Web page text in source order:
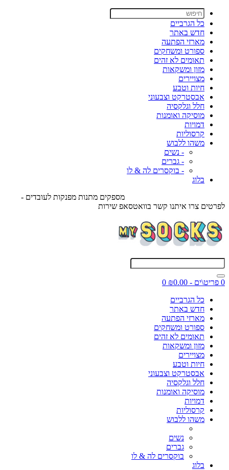
כל הגרביים
חדש באתר
מארזי הפתעה
ספורט ומשחקים
תאומים לא זהים
מזון ומשקאות
מצויירים
חיות וטבע
אבסטרקט וצבעוני
חלל וגלקסיה
מוסיקה ואומנות
דמויות
קרסוליות
משהו ללבוש
- נשים
- גברים
- בוקסרים לה & לו
בלוג
משלוח חינם לנק' איסוף בקניה מעל 89 ש"ח - אספקה עד 5 ימי עסקים
0 פריט\ים - ₪0.00
0
כל הגרביים
חדש באתר
מארזי הפתעה
ספורט ומשחקים
תאומים לא זהים
מזון ומשקאות
מצויירים
חיות וטבע
אבסטרקט וצבעוני
חלל וגלקסיה
מוסיקה ואומנות
דמויות
קרסוליות
משהו ללבוש
נשים
גברים
בוקסרים לה & לו
בלוג